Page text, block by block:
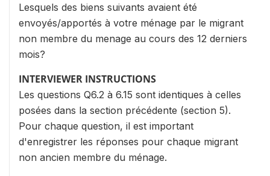
Lesquels des biens suivants avaient été
envoyés/apportés à votre ménage par le migrant
non membre du menage au cours des 12 derniers
mois?
INTERVIEWER INSTRUCTIONS
Les questions Q6.2 à 6.15 sont identiques à celles
posées dans la section précédente (section 5).
Pour chaque question, il est important
d'enregistrer les réponses pour chaque migrant
non ancien membre du ménage.